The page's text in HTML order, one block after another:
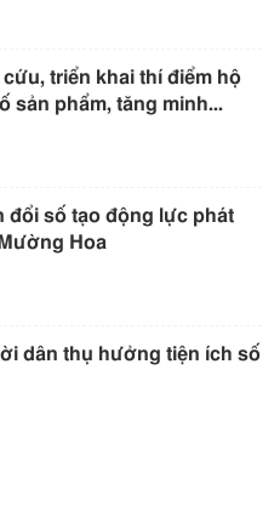
cứu, triển khai thí điểm hộ
sản phẩm, tăng minh...
đổi số tạo động lực phát
Hoa
dân thụ hưởng tiện ích số